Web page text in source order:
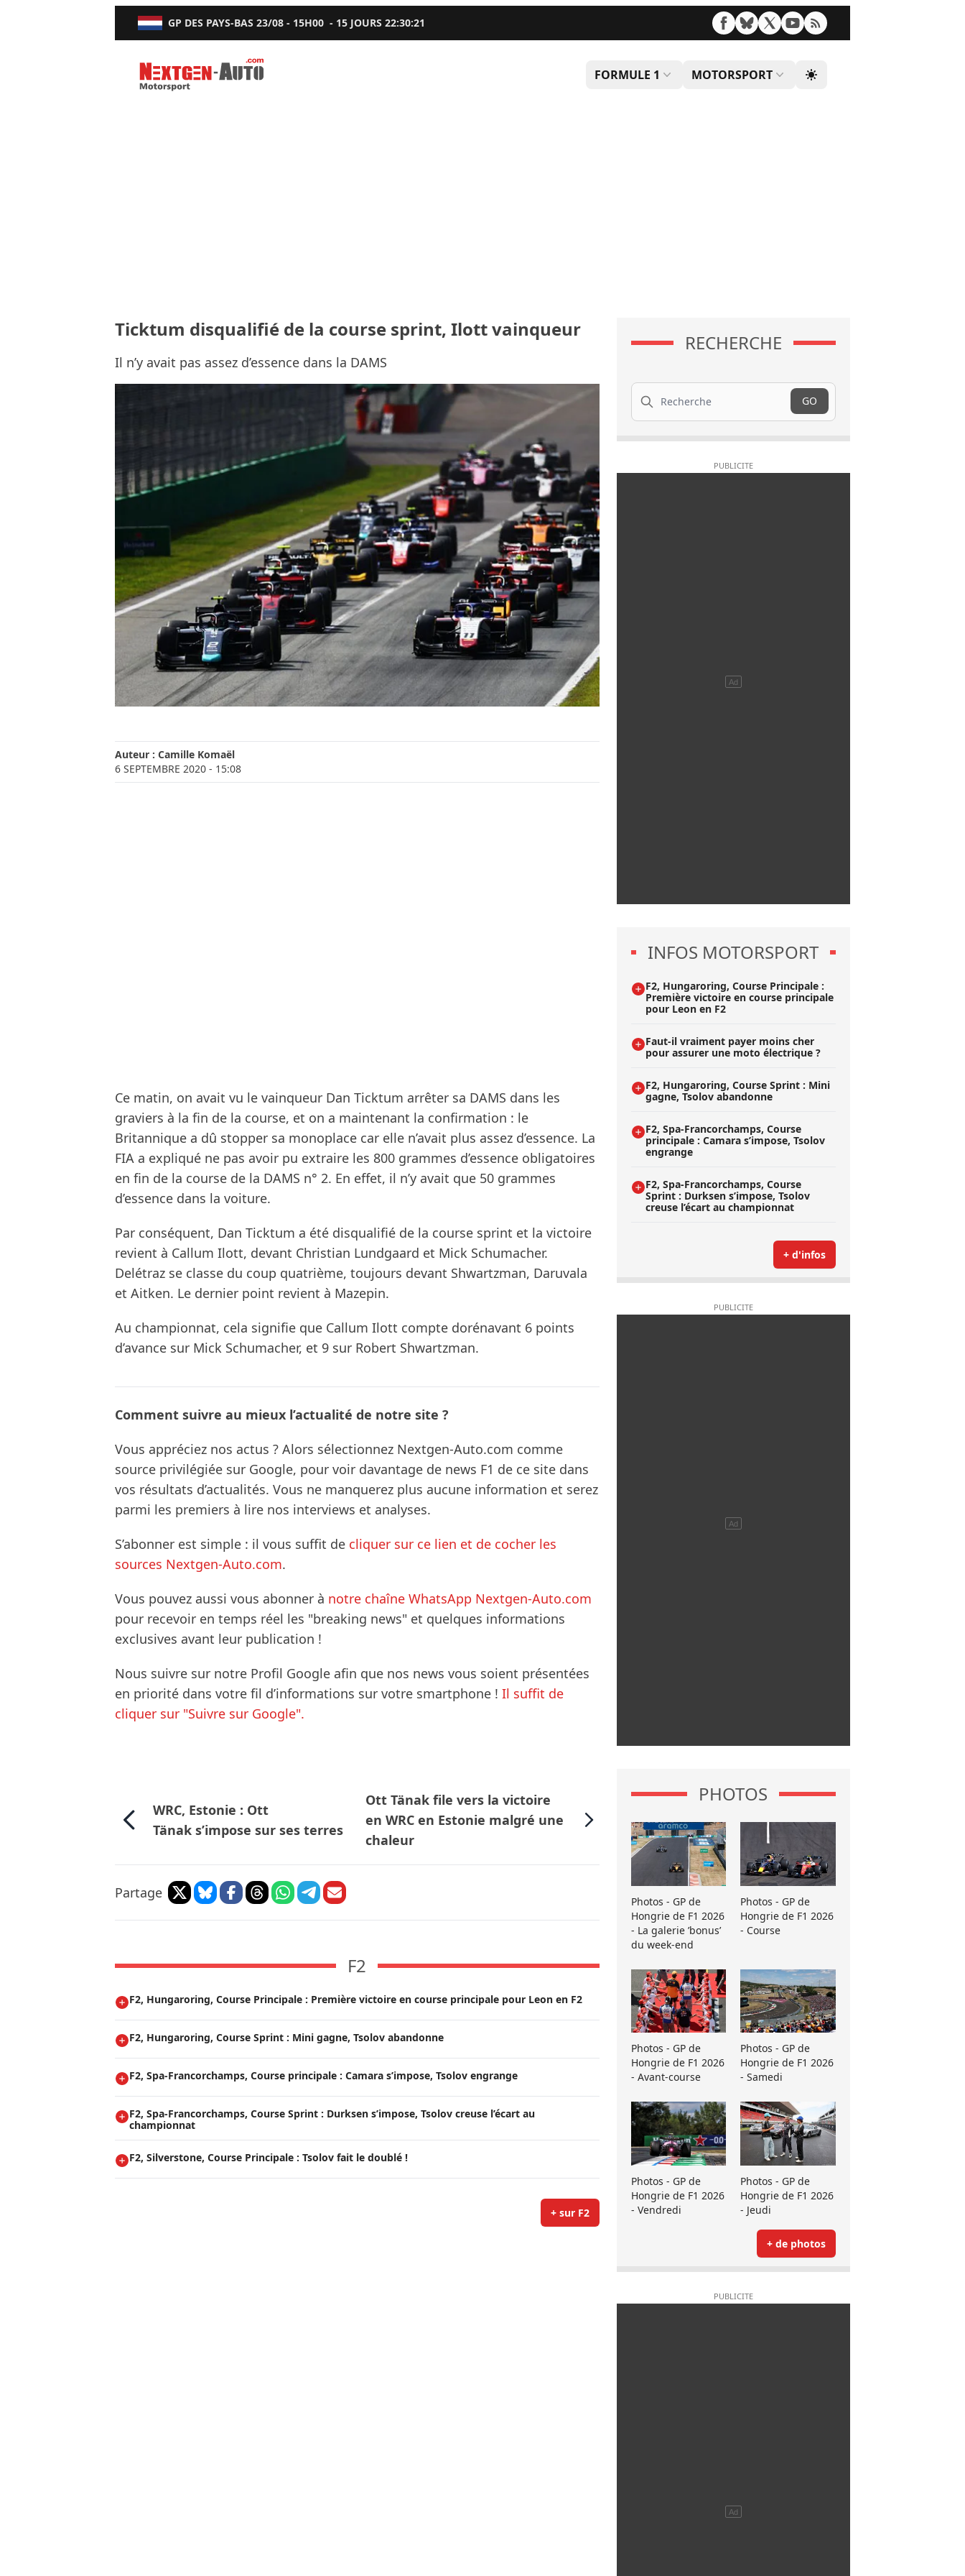
GP DES PAYS-BAS 23/08 - 15H00 - 15 JOURS22:30:20
Nextgen-Auto.com
FORMULE 1 MOTORSPORT
Ticktum disqualifié de la course sprint, Ilott vainqueur
Il n’y avait pas assez d’essence dans la DAMS
Auteur : Camille Komaël
6 SEPTEMBRE 2020 - 15:08
Ce matin, on avait vu le vainqueur Dan Ticktum arrêter sa DAMS dans les
graviers à la fin de la course, et on a maintenant la confirmation : le
Britannique a dû stopper sa monoplace car elle n’avait plus assez d’essence. La
FIA a expliqué ne pas avoir pu extraire les 800 grammes d’essence obligatoires
en fin de la course de la DAMS n° 2. En effet, il n’y avait que 50 grammes
d’essence dans la voiture.
Par conséquent, Dan Ticktum a été disqualifié de la course sprint et la victoire
revient à Callum Ilott, devant Christian Lundgaard et Mick Schumacher.
Delétraz se classe du coup quatrième, toujours devant Shwartzman, Daruvala
et Aitken. Le dernier point revient à Mazepin.
Au championnat, cela signifie que Callum Ilott compte dorénavant 6 points
d’avance sur Mick Schumacher, et 9 sur Robert Shwartzman.
Comment suivre au mieux l’actualité de notre site ?
Vous appréciez nos actus ? Alors sélectionnez Nextgen-Auto.com comme
source privilégiée sur Google, pour voir davantage de news F1 de ce site dans
vos résultats d’actualités. Vous ne manquerez plus aucune information et serez
parmi les premiers à lire nos interviews et analyses.
S’abonner est simple : il vous suffit de cliquer sur ce lien et de cocher les
sources Nextgen-Auto.com.
Vous pouvez aussi vous abonner à notre chaîne WhatsApp Nextgen-Auto.com
pour recevoir en temps réel les "breaking news" et quelques informations
exclusives avant leur publication !
Nous suivre sur notre Profil Google afin que nos news vous soient présentées
en priorité dans votre fil d’informations sur votre smartphone ! Il suffit de
cliquer sur "Suivre sur Google".
WRC, Estonie : Ott
Tänak s’impose sur ses terres
Ott Tänak file vers la victoire
en WRC en Estonie malgré une
chaleur
Partage
F2
F2, Hungaroring, Course Principale : Première victoire en course principale pour Leon en F2
F2, Hungaroring, Course Sprint : Mini gagne, Tsolov abandonne
F2, Spa-Francorchamps, Course principale : Camara s’impose, Tsolov engrange
F2, Spa-Francorchamps, Course Sprint : Durksen s’impose, Tsolov creuse l’écart au
championnat
F2, Silverstone, Course Principale : Tsolov fait le doublé !
+ sur F2
RECHERCHE
Recherche
GO
INFOS MOTORSPORT
F2, Hungaroring, Course Principale :
Première victoire en course principale
pour Leon en F2
Faut-il vraiment payer moins cher
pour assurer une moto électrique ?
F2, Hungaroring, Course Sprint : Mini
gagne, Tsolov abandonne
F2, Spa-Francorchamps, Course
principale : Camara s’impose, Tsolov
engrange
F2, Spa-Francorchamps, Course
Sprint : Durksen s’impose, Tsolov
creuse l’écart au championnat
+ d'infos
PHOTOS
Photos - GP de
Hongrie de F1 2026
- La galerie ’bonus’
du week-end
Photos - GP de
Hongrie de F1 2026
- Course
Photos - GP de
Hongrie de F1 2026
- Avant-course
Photos - GP de
Hongrie de F1 2026
- Samedi
Photos - GP de
Hongrie de F1 2026
- Vendredi
Photos - GP de
Hongrie de F1 2026
- Jeudi
+ de photos